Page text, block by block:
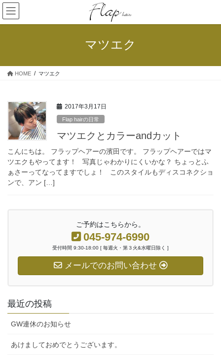
コ
ン
テ
ス
ナ
ビ
ゲ
ン
マツエク
HOME マツエク
2017年3月17日
Flap hairの日常
マツエクとカラーandカット
こんにちは。 フラップヘアーの濱田です。 フラップヘアーではマ
ツエクもやってます！ 写真じゃわかりにくいかな？ ちょっとふ
ぁさーってなってますでしょ！ このスタイルもディスコネクショ
ンで、アン […]
ご予約はこちらから。
045-974-6990
受付時間 9:30-18:00 [ 毎週火・第３火&水曜日除く ]
メールでのお問い合わせ
最近の投稿
GW連休のお知らせ
あけましておめでとうございます。